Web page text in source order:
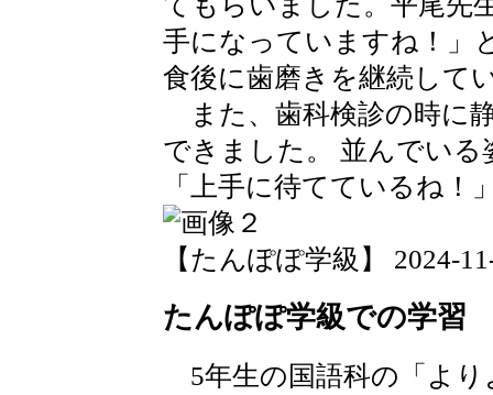
手になっていますね！」
食後に歯磨きを継続して
また、歯科検診の時に
できました。 並んでい
「上手に待てているね
【たんぽぽ学級】 2024-
たんぽぽ学級での学習
5年生の国語科の「より